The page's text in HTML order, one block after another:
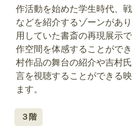
作活動を始めた学生時代、
などを紹介するゾーンがあ
用していた書斎の再現展示
作空間を体感することがで
村作品の舞台の紹介や吉村
言を視聴することができる
ます。
３階